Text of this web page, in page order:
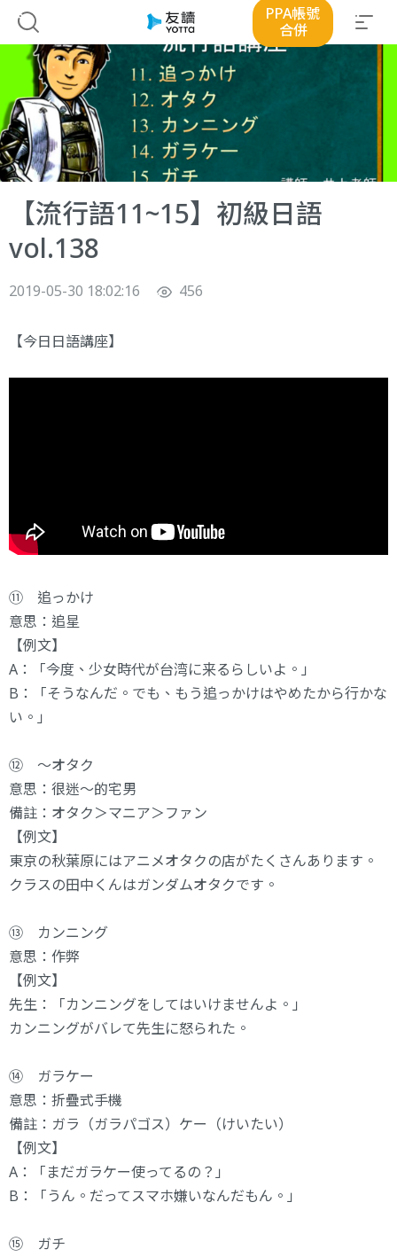
PPA帳號
合併
【流行語11~15】初級日語
vol.138
2019-05-30 18:02:16 456
【今日日語講座】
⑪ 追っかけ
意思：追星
【例文】
A：「今度、少女時代が台湾に来るらしいよ。」
B：「そうなんだ。でも、もう追っかけはやめたから行かな
い。」
⑫ ～オタク
意思：很迷～的宅男
備註：オタク＞マニア＞ファン
【例文】
東京の秋葉原にはアニメオタクの店がたくさんあります。
クラスの田中くんはガンダムオタクです。
⑬ カンニング
意思：作弊
【例文】
先生：「カンニングをしてはいけませんよ。」
カンニングがバレて先生に怒られた。
⑭ ガラケー
意思：折疊式手機
備註：ガラ（ガラパゴス）ケー（けいたい）
【例文】
A：「まだガラケー使ってるの？」
B：「うん。だってスマホ嫌いなんだもん。」
⑮ ガチ